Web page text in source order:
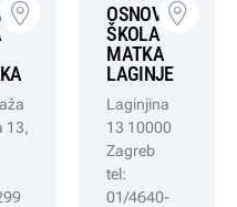
13,
OSNOVNA
ŠKOLA
MATKA
LAGINJE
Laginjina
13 10000
Zagreb
tel:
01/4640-